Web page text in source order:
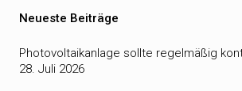
Neueste Beiträge
Photovoltaikanlage sollte regelmäßig
28. Juli 2026